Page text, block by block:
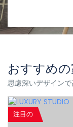
おすすめ
思慮深いデザイン
注目の